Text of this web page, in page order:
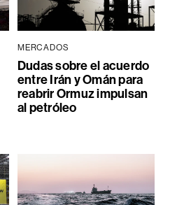
MERCADOS
Dudas sobre el acuerdo
entre Irán y Omán para
reabrir Ormuz impulsan
al petróleo